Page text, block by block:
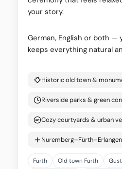
your story.
German, English or both —
keeps everything natural
Historic old town &
Riverside parks & green
Cozy courtyards & urban
Fürth Old town Fürth